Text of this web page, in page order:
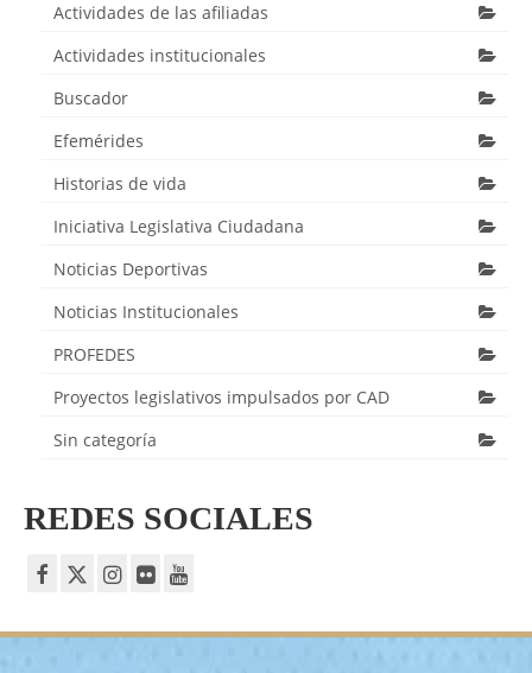
Actividades de las afiliadas
Actividades institucionales
Buscador
Efemérides
Historias de vida
Iniciativa Legislativa Ciudadana
Noticias Deportivas
Noticias Institucionales
PROFEDES
Proyectos legislativos impulsados por CAD
Sin categoría
REDES SOCIALES